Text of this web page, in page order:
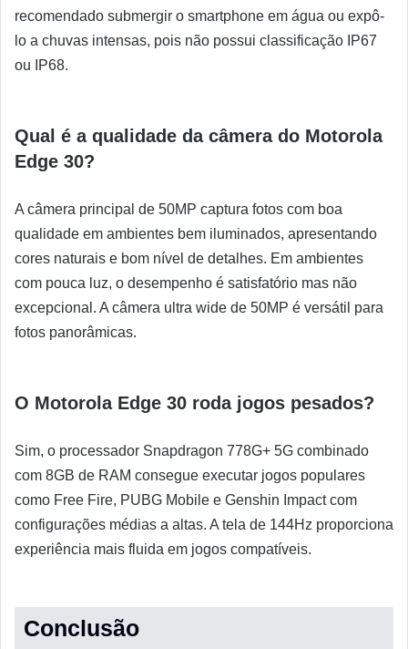
recomendado submergir o smartphone em água ou expô-
lo a chuvas intensas, pois não possui classificação IP67
ou IP68.
Qual é a qualidade da câmera do Motorola
Edge 30?
A câmera principal de 50MP captura fotos com boa
qualidade em ambientes bem iluminados, apresentando
cores naturais e bom nível de detalhes. Em ambientes
com pouca luz, o desempenho é satisfatório mas não
excepcional. A câmera ultra wide de 50MP é versátil para
fotos panorâmicas.
O Motorola Edge 30 roda jogos pesados?
Sim, o processador Snapdragon 778G+ 5G combinado
com 8GB de RAM consegue executar jogos populares
como Free Fire, PUBG Mobile e Genshin Impact com
configurações médias a altas. A tela de 144Hz proporciona
experiência mais fluida em jogos compatíveis.
Conclusão